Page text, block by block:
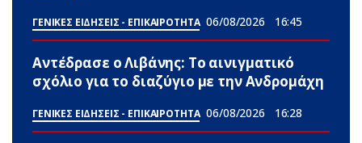
ΓΕΝΙΚΕΣ ΕΙΔΗΣΕΙΣ - ΕΠΙΚΑΙΡΟΤΗΤΑ 06/08/2026 16:45
Αντέδρασε ο Λιβάνης: To αινιγματικό
σχόλιο για το διαζύγιο με την Ανδρομάχη
ΓΕΝΙΚΕΣ ΕΙΔΗΣΕΙΣ - ΕΠΙΚΑΙΡΟΤΗΤΑ 06/08/2026 16:28